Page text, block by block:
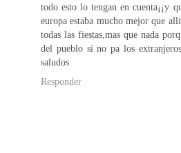
todo esto lo tengan en cuenta¡¡y
europa estaba mucho mejor que
todas las fiestas,mas que nada
del pueblo si no pa los
saludos
Responder